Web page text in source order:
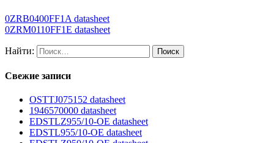
0ZRB0400FF1A datasheet
0ZRM0110FF1E datasheet
Найти:
Свежие записи
OSTTJ075152 datasheet
1946570000 datasheet
EDSTLZ955/10-OE datasheet
EDSTL955/10-OE datasheet